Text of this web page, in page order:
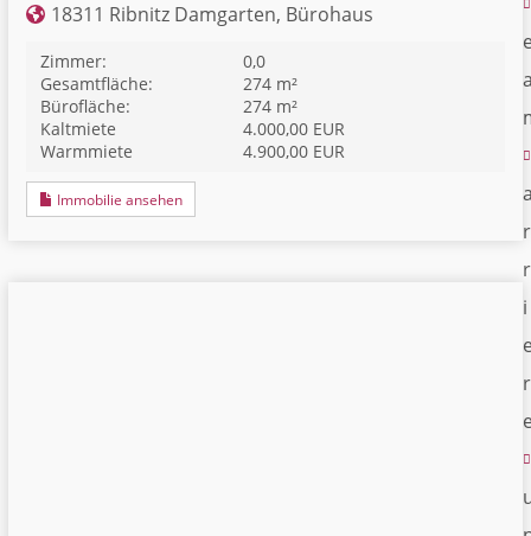
18311 Ribnitz Damgarten, Bürohaus
Zimmer:
0,0
Gesamtfläche:
274 m²
Bürofläche:
274 m²
Kaltmiete
4.000,00 EUR
Warmmiete
4.900,00 EUR
Immobilie ansehen
r
r
i
r